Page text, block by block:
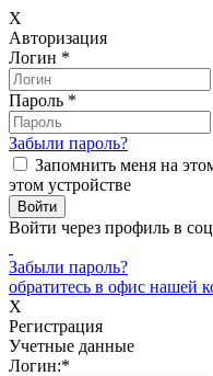
X
Авторизация
Логин *
Пароль *
Забыли пароль?
Запомнить меня на
этом устройстве
Войти через профиль в
Забыли пароль?
обратитесь в офис нашей
X
Регистрация
Учетные данные
Логин:*